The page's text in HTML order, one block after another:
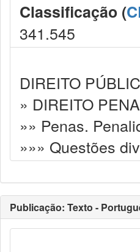
Classificação (
341.545
DIREITO
» DIREITO
»» Penas.
»»» Questões
Publicação: Texto -